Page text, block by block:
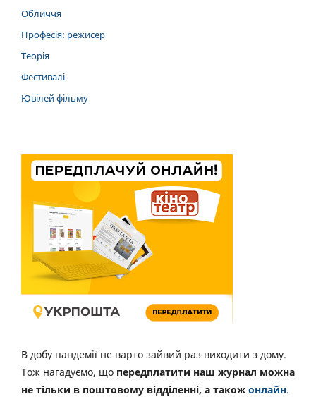
Обличчя
Професія: режисер
Теорія
Фестивалі
Ювілей фільму
В добу пандемії не варто зайвий раз виходити з дому.
Тож нагадуємо, що передплатити наш журнал можна
не тільки в поштовому відділенні, а також онлайн.